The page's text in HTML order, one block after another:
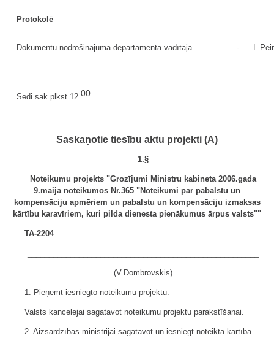
Protokolē
Dokumentu nodrošinājuma departamenta vadītāja -
Sēdi sāk plkst.12.00
Saskaņotie tiesību aktu projekti (A)
1.§
Noteikumu projekts "Grozījumi Ministru kabineta 2006.gada
9.maija noteikumos Nr.365 "Noteikumi par pabalstu un
kompensāciju apmēriem un pabalstu un kompensāciju izmaksas
kārtību karavīriem, kuri pilda dienesta pienākumus ārpus valsts""
TA-2204
(V.Dombrovskis)
1. Pieņemt iesniegto noteikumu projektu.
Valsts kancelejai sagatavot noteikumu projektu parakstīšanai.
2. Aizsardzības ministrijai sagatavot un iesniegt noteiktā kārtībā